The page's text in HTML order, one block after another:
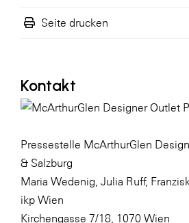
Seite drucken
Kontakt
Pressestelle McArthurGlen
& Salzburg
Maria Wedenig, Julia Ruff,
ikp Wien
Kirchengasse 7/18, 1070 Wien